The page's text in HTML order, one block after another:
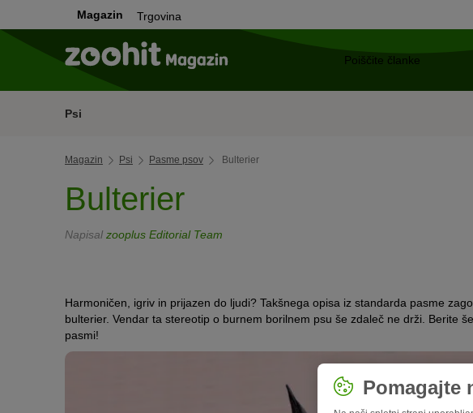
Magazin Trgovina
Psi
Magazin Psi Pasme psov Bulterier
Bulterier
Napisal zooplus Editorial Team
Harmoničen, igriv in prijazen do ljudi? Takšnega opisa iz standarda pasme
bulterier. Vendar ta stereotip o burnem borilnem psu še zdaleč ne drži. Berite
pasmi!
Pomagajte